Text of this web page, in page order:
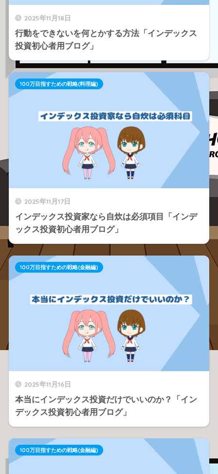
2025年11月18日
行動をできないを何とかする方法「インデックス
投資初心者用ブログ」
2025年11月17日
インデックス投資家なら自炊は必須項目「インデ
ックス投資初心者用ブログ」
100万目指すための戦略(料理編)
2025年11月16日
本当にインデックス投資だけでいいのか？「イン
デックス投資初心者用ブログ」
100万目指すための戦略(金融編)
100万目指すための戦略(金融編)